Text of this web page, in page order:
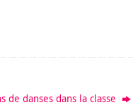
de danses dans la classe